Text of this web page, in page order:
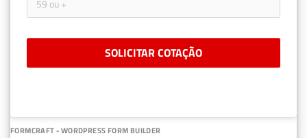
SOLICITAR COTAÇÃO
FORMCRAFT - WORDPRESS FORM BUILDER